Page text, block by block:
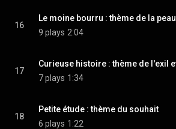
16
Le moine bourru : thème de la peau
9 plays 2:04
17
7 plays 1:34
18
Petite étude : thème du souhait
6 plays 1:22